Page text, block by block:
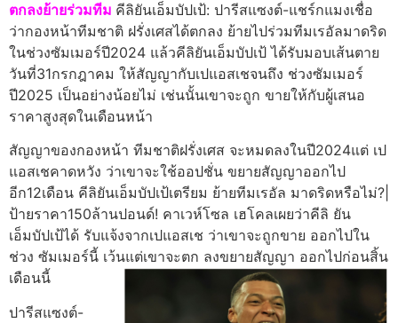
ตกลงย้ายร่วมทีม คีลิยันเอ็มบัปเป้: ปารีสแซงต์-แชร์กแมงเชื่อ
ว่ากองหน้าทีมชาติ ฝรั่งเศสได้ตกลง ย้ายไปร่วมทีมเรอัลมาดริด
ในช่วงซัมเมอร์ปี2024 แล้วคีลิยันเอ็มบัปเป้ ได้รับมอบเส้นตาย
วันที่31กรกฎาคม ให้สัญญากับเปแอสเชจนถึง ช่วงซัมเมอร์
ปี2025 เป็นอย่างน้อยไม่ เช่นนั้นเขาจะถูก ขายให้กับผู้เสนอ
ราคาสูงสุดในเดือนหน้า
สัญญาของกองหน้า ทีมชาติฝรั่งเศส จะหมดลงในปี2024แต่ เป
แอสเชคาดหวัง ว่าเขาจะใช้ออปชั่น ขยายสัญญาออกไป
อีก12เดือน คีลิยันเอ็มบัปเป้เตรียม ย้ายทีมเรอัล มาดริดหรือไม่?|
ป้ายราคา150ล้านปอนด์! คาเวห์โซล เฮโคลเผยว่าคีลิ ยัน
เอ็มบัปเป้ได้ รับแจ้งจากเปแอสเช ว่าเขาจะถูกขาย ออกไปใน
ช่วง ซัมเมอร์นี้ เว้นแต่เขาจะตก ลงขยายสัญญา ออกไปก่อนสิ้น
เดือนนี้
ปารีสแซงต์-